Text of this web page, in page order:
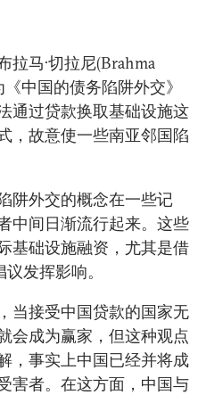
拉马·切拉尼(Brahma
中国的债务陷阱外交》
通过贷款换取基础设施这
，故意使一些南亚邻国陷
阱外交的概念在一些记
中间日渐流行起来。这些
基础设施融资，尤其是借
发挥影响。
当接受中国贷款的国家无
会成为赢家，但这种观点
，事实上中国已经并将成
害者。在这方面，中国与